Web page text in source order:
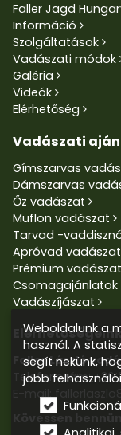
Faller Jagd
Információ
Szolgáltatások
Vadászati módok
Galéria
Videók
Elérhetőség
Vadászati
Gímszarvas
Dámszarvas
Őz vadászat
Muflon vadászat
Tarvad -
Apróvad vadászat
Prémium
Csomagajánlatok
Vadászíjászat
Faller László
Telefonszám:+36
E-mail:
Kövessen
Weboldalunk a
használ. A
segít nekünk,
jobb